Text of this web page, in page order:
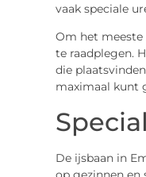
vaak speciale
Om het meeste
te raadplegen.
die
maximaal kunt
De ijsbaan in